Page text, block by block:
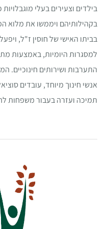
בילדים וצעירים בעלי
בקהילותיהם ויממשו את מלוא
בביתו האישי של חוסין ז"ל,
למסגרות היומיות, באמצעות
התערבות ושירותים חינוכיים.
אנשי חינוך מיוחד, עובדים
תמיכה ועזרה בעבור משפחות